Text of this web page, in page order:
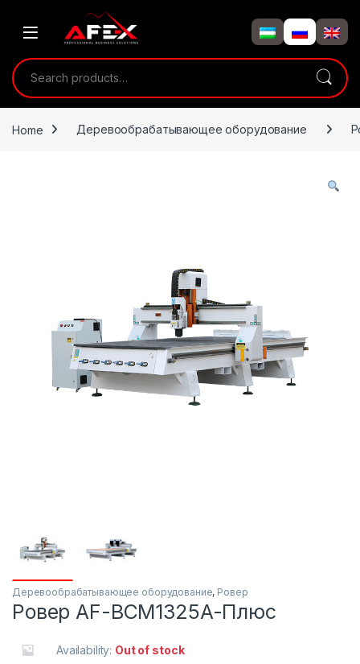
Search for:
Home Деревообрабатывающее оборудование
Деревообрабатывающее оборудование, Ровер
Ровер AF-BCM1325A-Плюс
Availability: Out of stock